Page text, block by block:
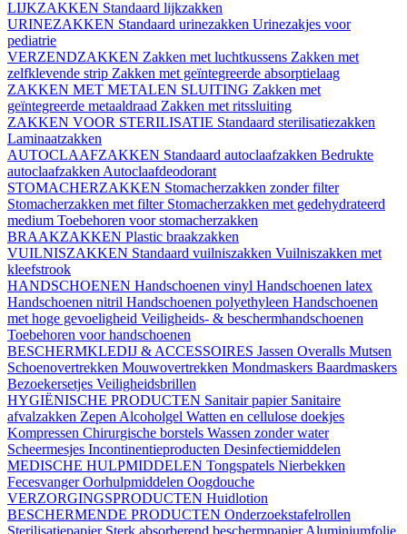
LIJKZAKKEN Standaard lijkzakken
URINEZAKKEN Standaard urinezakken Urinezakjes voor
pediatrie
VERZENDZAKKEN Zakken met luchtkussens Zakken met
zelfklevende strip Zakken met geïntegreerde absorptielaag
ZAKKEN MET METALEN SLUITING Zakken met
geïntegreerde metaaldraad Zakken met ritssluiting
ZAKKEN VOOR STERILISATIE Standaard sterilisatiezakken
Laminaatzakken
AUTOCLAAFZAKKEN Standaard autoclaafzakken Bedrukte
autoclaafzakken Autoclaafdeodorant
STOMACHERZAKKEN Stomacherzakken zonder filter
Stomacherzakken met filter Stomacherzakken met gedehydrateerd
medium Toebehoren voor stomacherzakken
BRAAKZAKKEN Plastic braakzakken
VUILNISZAKKEN Standaard vuilniszakken Vuilniszakken met
kleefstrook
HANDSCHOENEN Handschoenen vinyl Handschoenen latex
Handschoenen nitril Handschoenen polyethyleen Handschoenen
met hoge gevoeligheid Veiligheids- & beschermhandschoenen
Toebehoren voor handschoenen
BESCHERMKLEDIJ & ACCESSOIRES Jassen Overalls Mutsen
Schoenovertrekken Mouwovertrekken Mondmaskers Baardmaskers
Bezoekersetjes Veiligheidsbrillen
HYGIËNISCHE PRODUCTEN Sanitair papier Sanitaire
afvalzakken Zepen Alcoholgel Watten en cellulose doekjes
Kompressen Chirurgische borstels Wassen zonder water
Scheermesjes Incontinentieproducten Desinfectiemiddelen
MEDISCHE HULPMIDDELEN Tongspatels Nierbekken
FecesvangerOorhulpmiddelen Oogdouche
VERZORGINGSPRODUCTEN Huidlotion
BESCHERMENDE PRODUCTEN Onderzoekstafelrollen